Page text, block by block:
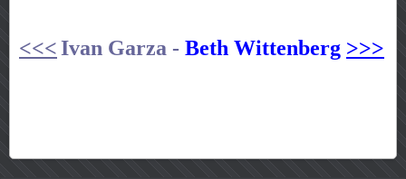
<<<Ivan Garza - Beth Wittenberg >>>